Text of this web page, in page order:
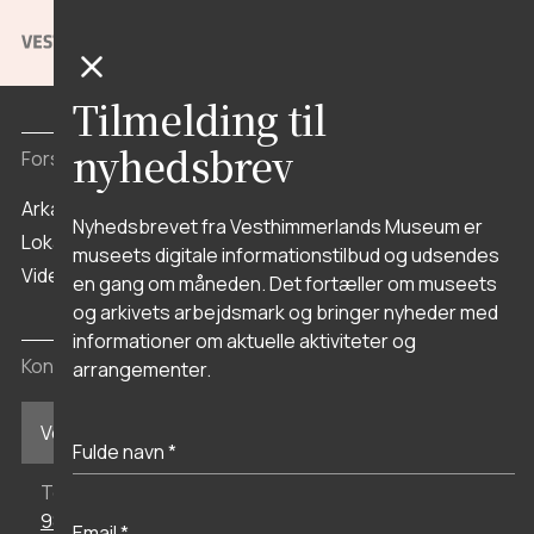
Stenaldercenter Ertebølle
Forskning og arkiv
Arkæologi
Lokalhistorisk Arkiv
Viden
Kontakt
Vesthimmerlands Museum i Aars
Telefon
98 62 35 77
Tilmelding til
nyhedsbrev
Nyhedsbrevet fra Vesthimmerlands Museum er
museets digitale informationstilbud og udsendes
en gang om måneden. Det fortæller om museets
og arkivets arbejdsmark og bringer nyheder med
informationer om aktuelle aktiviteter og
arrangementer.